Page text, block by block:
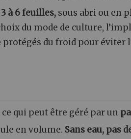
à 6 feuilles, sous abri ou en
du mode de culture,
du froid pour éviter
qui peut être géré par un
en volume. Sans eau, pas